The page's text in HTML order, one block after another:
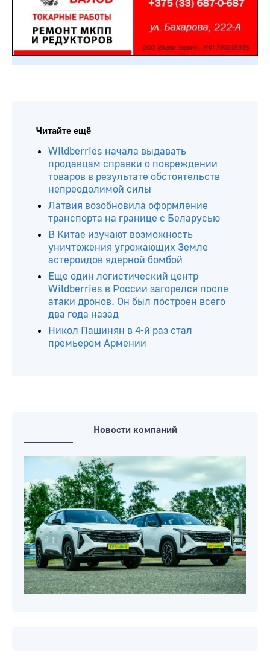
Читайте ещё
Wildberries начала выдавать
продавцам справки о повреждении
товаров в результате обстоятельств
непреодолимой силы
Латвия возобновила оформление
транспорта на границе с Беларусью
В Китае изучают возможность
уничтожения угрожающих Земле
астероидов ядерной бомбой
Еще один логистический центр
Wildberries в России загорелся после
атаки дронов. Он был построен всего
два года назад
Никол Пашинян в 4-й раз стал
премьером Армении
Новости компаний